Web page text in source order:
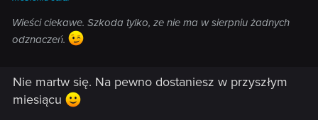
Wieści ciekawe. Szkoda tylko, ze nie ma w sierpniu żadnych
odznaczeń.
Nie martw się. Na pewno dostaniesz w przyszłym
miesiącu